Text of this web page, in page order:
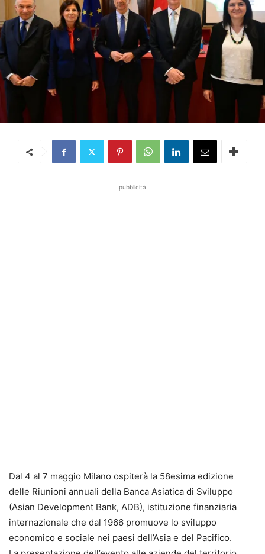
pubblicità
Dal 4 al 7 maggio Milano ospiterà la 58esima edizione
delle Riunioni annuali della Banca Asiatica di Sviluppo
(Asian Development Bank, ADB), istituzione finanziaria
internazionale che dal 1966 promuove lo sviluppo
economico e sociale nei paesi dell’Asia e del Pacifico.